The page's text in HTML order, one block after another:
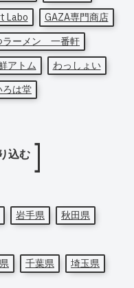
Labo
GAZA専門商店
ラーメン 一番軒
アトム
わっしょい
ろは堂
込む
岩手県
秋田県
千葉県
埼玉県